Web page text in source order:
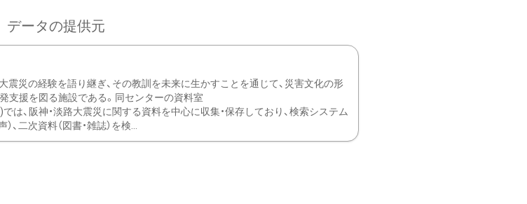
データの提供元
震災の経験を語り継ぎ、その教訓を未来に生かすことを通じて、災害文化の形
支援を図る施設である。同センターの資料室
、阪神・淡路大震災に関する資料を中心に収集・保存しており、検索システム
、二次資料（図書・雑誌）を検...